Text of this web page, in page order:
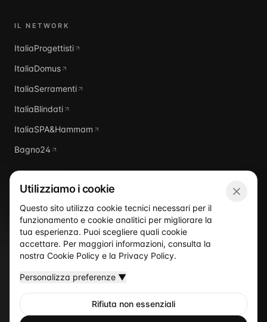
IL NETWORK
ItaliaProgettisti
ItaliaDomus
ItaliaSerramenti
ItaliaBlindati
ItaliaSPA&Hammam
Bagno24
ItaliaPiscine
Utilizziamo i cookie
Questo sito utilizza cookie tecnici necessari per il
funzionamento e cookie analitici per migliorare la
tua esperienza. Puoi scegliere quali cookie
accettare. Per maggiori informazioni, consulta la
nostra Cookie Policy e la Privacy Policy.
Personalizza preferenze ▼
Rifiuta non essenziali